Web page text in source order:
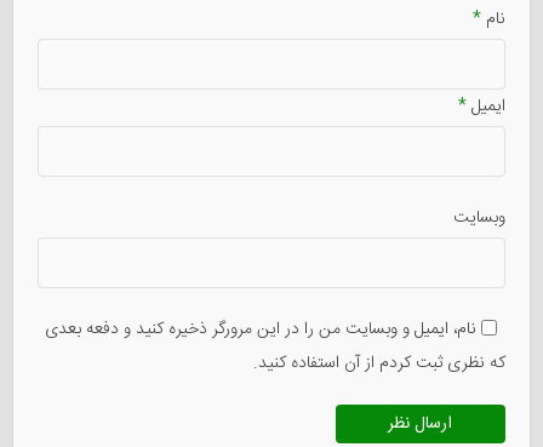
نام*
ایمیل*
وبسایت
نام، ایمیل و وبسایت من را در این مرورگر ذخیره کنید و دفعه بعدی
که نظری ثبت کردم از آن استفاده کنید.